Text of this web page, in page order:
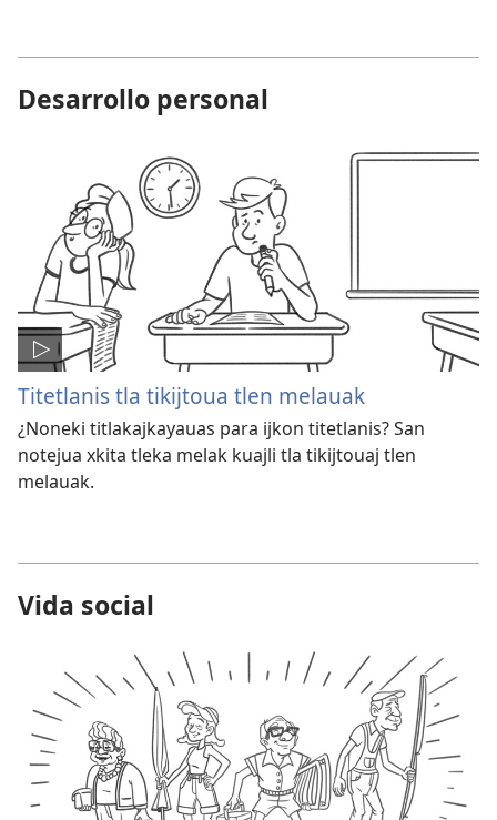
Desarrollo personal
Titetlanis tla tikijtoua tlen melauak
¿Noneki titlakajkayauas para ijkon titetlanis? San
notejua xkita tleka melak kuajli tla tikijtouaj tlen
melauak.
Vida social